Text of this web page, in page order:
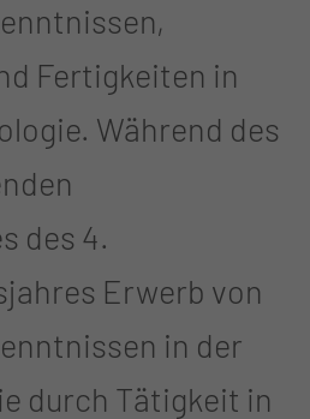
Fertigkeiten in
Während des
des 4.
Erwerb von
in der
durch Tätigkeit in